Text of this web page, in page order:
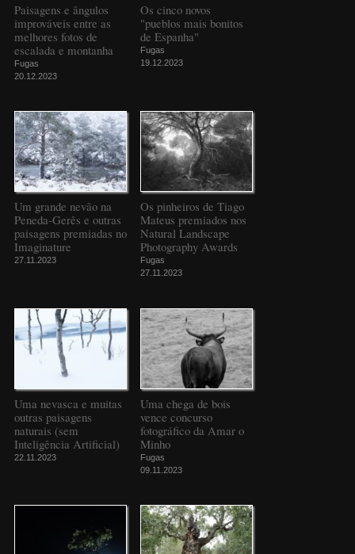
Paisagens e ângulos
improváveis entre as
melhores fotos de
escalada e montanha
Fugas
20.12.2023
Os cinco novos
"pueblos mais bonitos
de Espanha"
Fugas
19.12.2023
Um grande nevão na
Peneda-Gerês e outras
paisagens premiadas no
Imaginature
27.11.2023
Os pinheiros de Tiago
Mateus premiados nos
Natural Landscape
Photography Awards
Fugas
27.11.2023
Uma nevasca e muitas
outras paisagens
naturais (sem
Inteligência Artificial)
22.11.2023
Uma chega de bois
vence concurso
fotográfico da Amar o
Minho
Fugas
09.11.2023